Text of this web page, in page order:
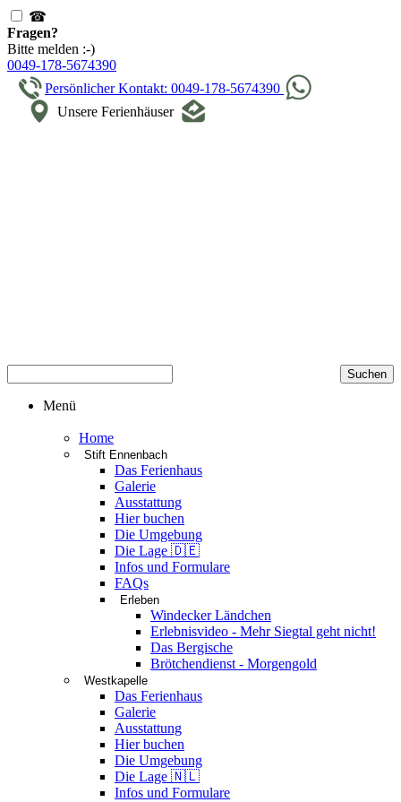
☎
Fragen?
Bitte melden :-)
0049-178-5674390
Persönlicher Kontakt: 0049-178-5674390
Unsere Ferienhäuser
Menü
Home
Stift Ennenbach
Das Ferienhaus
Galerie
Ausstattung
Hier buchen
Die Umgebung
Die Lage 🇩🇪
Infos und Formulare
FAQs
Erleben
Windecker Ländchen
Erlebnisvideo - Mehr Siegtal geht nicht!
Das Bergische
Brötchendienst - Morgengold
Westkapelle
Das Ferienhaus
Galerie
Ausstattung
Hier buchen
Die Umgebung
Die Lage 🇳🇱
Infos und Formulare